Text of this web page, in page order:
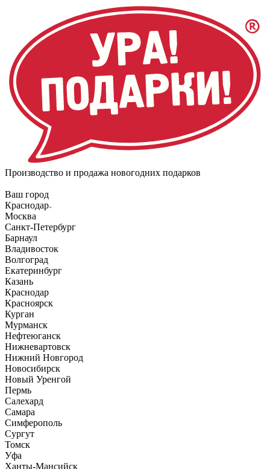
Производство и продажа новогодних подарков
Ваш город
Краснодар
Москва
Санкт-Петербург
Барнаул
Владивосток
Волгоград
Екатеринбург
Казань
Краснодар
Красноярск
Курган
Мурманск
Нефтеюганск
Нижневартовск
Нижний Новгород
Новосибирск
Новый Уренгой
Пермь
Салехард
Самара
Симферополь
Сургут
Томск
Уфа
Ханты-Мансийск